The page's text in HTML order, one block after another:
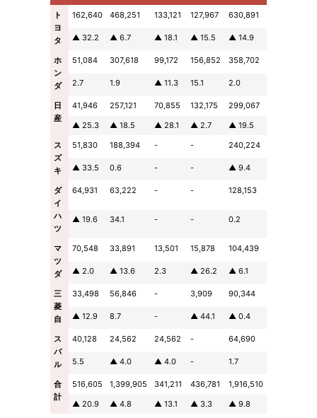
ト
ヨ
タ
162,640 468,251 133,121 127,967 630,891
▲ 32.2 ▲ 6.7 ▲ 18.1 ▲ 15.5 ▲ 14.9
ホ
ン
ダ
51,084 307,618 99,172 156,852 358,702
2.7 1.9 ▲ 11.3 15.1 2.0
日
産
41,946 257,121 70,855 132,175
299,067
▲ 25.3
▲ 18.5 ▲ 28.1 ▲ 2.7
▲ 19.5
ス
ズ
キ
51,830 188,394 - - 240,224
▲ 33.5 0.6 - - ▲ 9.4
ダ
イ
ハ
ツ
64,931 63,222 - - 128,153
▲ 19.6 34.1 - - 0.2
マ
ツ
ダ
70,548 33,891 13,501 15,878 104,439
▲ 2.0 ▲ 13.6 2.3 ▲ 26.2 ▲ 6.1
三
菱
自
33,498 56,846 - 3,909 90,344
▲ 12.9 8.7 - ▲ 44.1 ▲ 0.4
ス
バ
ル
40,128 24,562 24,562 - 64,690
5.5 ▲ 4.0 ▲ 4.0 - 1.7
合
計
516,605 1,399,905 341,211 436,781
1,916,510
▲ 20.9
▲ 4.8 ▲ 13.1 ▲ 3.3
▲ 9.8